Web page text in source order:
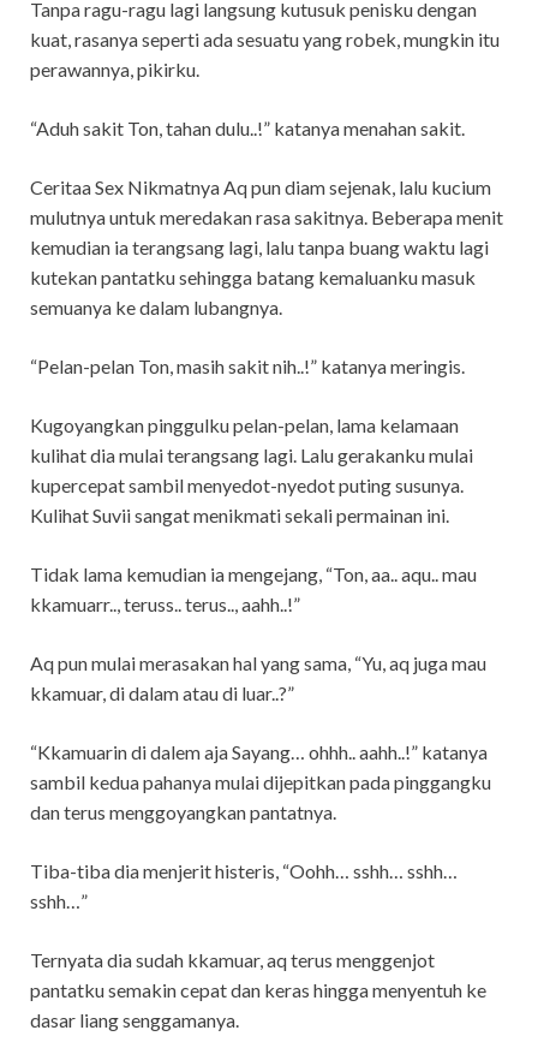
Tanpa ragu-ragu lagi langsung kutusuk penisku dengan
kuat, rasanya seperti ada sesuatu yang robek, mungkin itu
perawannya, pikirku.
“Aduh sakit Ton, tahan dulu..!” katanya menahan sakit.
Ceritaa Sex Nikmatnya Aq pun diam sejenak, lalu kucium
mulutnya untuk meredakan rasa sakitnya. Beberapa menit
kemudian ia terangsang lagi, lalu tanpa buang waktu lagi
kutekan pantatku sehingga batang kemaluanku masuk
semuanya ke dalam lubangnya.
“Pelan-pelan Ton, masih sakit nih..!” katanya meringis.
Kugoyangkan pinggulku pelan-pelan, lama kelamaan
kulihat dia mulai terangsang lagi. Lalu gerakanku mulai
kupercepat sambil menyedot-nyedot puting susunya.
Kulihat Suvii sangat menikmati sekali permainan ini.
Tidak lama kemudian ia mengejang, “Ton, aa.. aqu.. mau
kkamuarr.., teruss.. terus.., aahh..!”
Aq pun mulai merasakan hal yang sama, “Yu, aq juga mau
kkamuar, di dalam atau di luar..?”
“Kkamuarin di dalem aja Sayang… ohhh.. aahh..!” katanya
sambil kedua pahanya mulai dijepitkan pada pinggangku
dan terus menggoyangkan pantatnya.
Tiba-tiba dia menjerit histeris, “Oohh… sshh… sshh…
sshh…”
Ternyata dia sudah kkamuar, aq terus menggenjot
pantatku semakin cepat dan keras hingga menyentuh ke
dasar liang senggamanya.